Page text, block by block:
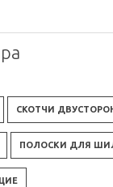
СКОТЧИ
ПОЛОСКИ ДЛЯ